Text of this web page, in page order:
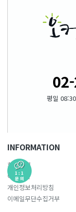
평일
INFORMATION
회사소개
이용약관
개인정보처리방침
이메일무단수집거부